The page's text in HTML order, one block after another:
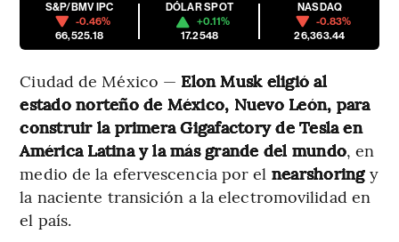
S&P/BMV IPC
-0.46%
66,525.18
DÓLAR SPOT
+0.11%
17.2548
NASDAQ
-0.83%
26,363.44
Ciudad de México — Elon Musk eligió al
estado norteño de México, Nuevo León, para
construir la primera Gigafactory de Tesla en
América Latina y la más grande del mundo, en
medio de la efervescencia por el nearshoringy
la naciente transición a la electromovilidad en
el país.